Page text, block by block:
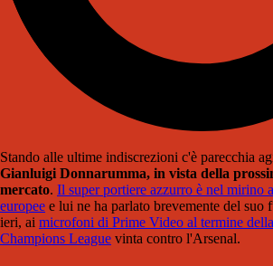
Stando alle ultime indiscrezioni c'è parecchia
Gianluigi Donnarumma, in vista della
mercato. Il super portiere azzurro è nel mirino
europee e lui ne ha parlato brevemente del suo
ieri, ai microfoni di Prime Video al termine
Champions League vinta contro l'Arsenal.